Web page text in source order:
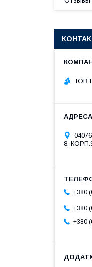
ТОВ
8.
+380
+380
+380